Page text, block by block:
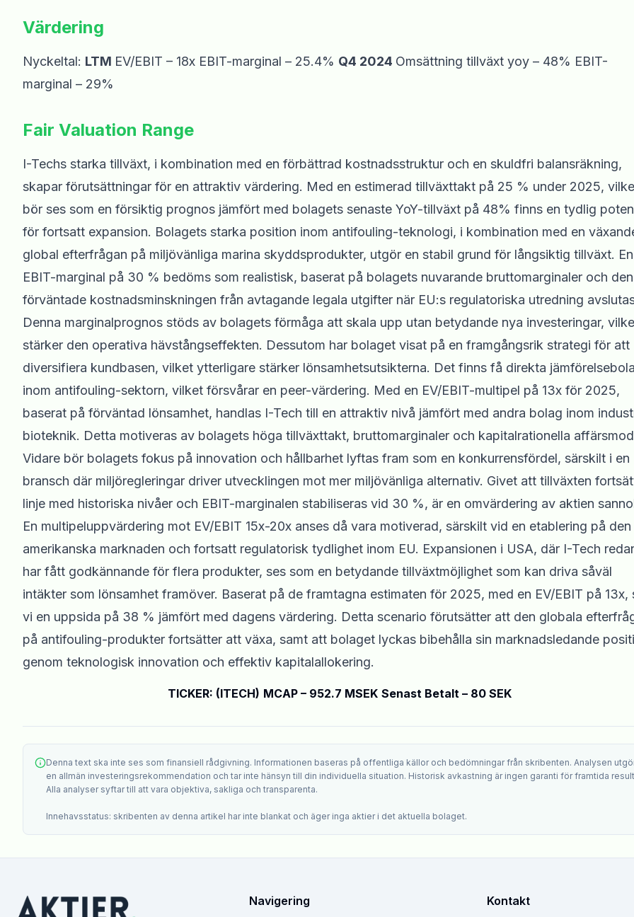
Värdering
Nyckeltal: LTM EV/EBIT – 18x EBIT-marginal – 25.4% Q4 2024 Omsättning tillväxt yoy – 48% EBIT-
marginal – 29%
Fair Valuation Range
I-Techs starka tillväxt, i kombination med en förbättrad kostnadsstruktur och en skuldfri balansräkning,
skapar förutsättningar för en attraktiv värdering. Med en estimerad tillväxttakt på 25 % under 2025,
bör ses som en försiktig prognos jämfört med bolagets senaste YoY-tillväxt på 48% finns en tydlig
för fortsatt expansion. Bolagets starka position inom antifouling-teknologi, i kombination med en
global efterfrågan på miljövänliga marina skyddsprodukter, utgör en stabil grund för långsiktig tillväxt. En
EBIT-marginal på 30 % bedöms som realistisk, baserat på bolagets nuvarande bruttomarginaler och den
förväntade kostnadsminskningen från avtagande legala utgifter när EU:s regulatoriska utredning
Denna marginalprognos stöds av bolagets förmåga att skala upp utan betydande nya investeringar,
stärker den operativa hävstångseffekten. Dessutom har bolaget visat på en framgångsrik strategi för att
diversifiera kundbasen, vilket ytterligare stärker lönsamhetsutsikterna. Det finns få direkta
inom antifouling-sektorn, vilket försvårar en peer-värdering. Med en EV/EBIT-multipel på 13x för 2025,
baserat på förväntad lönsamhet, handlas I-Tech till en attraktiv nivå jämfört med andra bolag inom
bioteknik. Detta motiveras av bolagets höga tillväxttakt, bruttomarginaler och kapitalrationella
Vidare bör bolagets fokus på innovation och hållbarhet lyftas fram som en konkurrensfördel, särskilt i en
bransch där miljöregleringar driver utvecklingen mot mer miljövänliga alternativ. Givet att tillväxten
linje med historiska nivåer och EBIT-marginalen stabiliseras vid 30 %, är en omvärdering av aktien
En multipeluppvärdering mot EV/EBIT 15x-20x anses då vara motiverad, särskilt vid en etablering på den
amerikanska marknaden och fortsatt regulatorisk tydlighet inom EU. Expansionen i USA, där I-Tech
har fått godkännande för flera produkter, ses som en betydande tillväxtmöjlighet som kan driva såväl
intäkter som lönsamhet framöver. Baserat på de framtagna estimaten för 2025, med en EV/EBIT på 13x,
vi en uppsida på 38 % jämfört med dagens värdering. Detta scenario förutsätter att den globala
på antifouling-produkter fortsätter att växa, samt att bolaget lyckas bibehålla sin marknadsledande
genom teknologisk innovation och effektiv kapitalallokering.
TICKER: (ITECH) MCAP – 952.7 MSEK Senast Betalt – 80 SEK
Denna text ska inte ses som finansiell rådgivning. Informationen baseras på offentliga källor och bedömningar från skribenten. Analysen
en allmän investeringsrekommendation och tar inte hänsyn till din individuella situation. Historisk avkastning är ingen garanti för framtida
Alla analyser syftar till att vara objektiva, sakliga och transparenta.
Innehavsstatus: skribenten av denna artikel har inte blankat och äger inga aktier i det aktuella bolaget.
Navigering Kontakt